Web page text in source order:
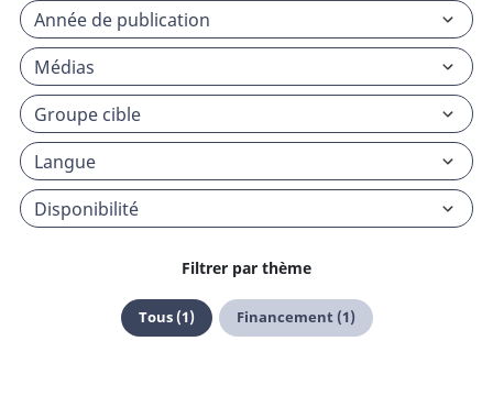
Filtrer par thème
Tous (1) Financement (1)